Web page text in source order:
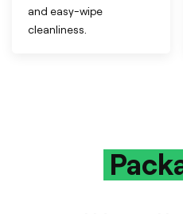
and easy-wipe
cleanliness.